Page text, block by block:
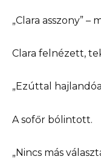
„Clara asszony” –
Clara felnézett,
„Ezúttal
A sofőr bólintott.
„Nincs más